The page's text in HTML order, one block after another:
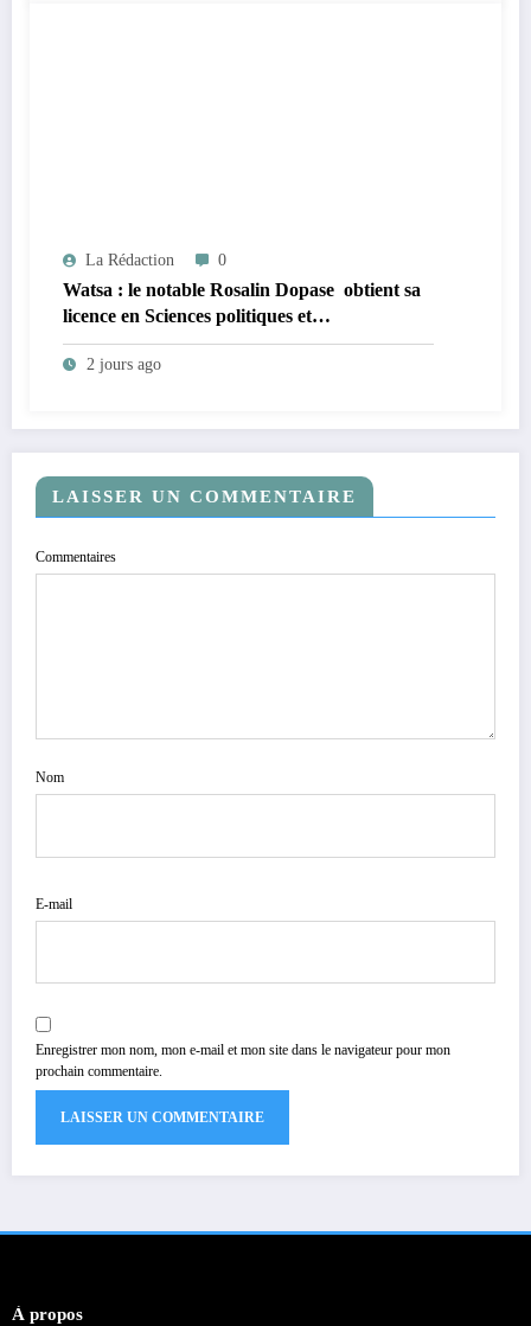
La Rédaction 0
Watsa : le notable Rosalin Dopase obtient sa
licence en Sciences politiques et
administratives à l’Université CEPROMAD
(UNIC)
2 jours ago
LAISSER UN COMMENTAIRE
Commentaires
Nom
E-mail
Enregistrer mon nom, mon e-mail et mon site dans le navigateur pour mon
prochain commentaire.
À propos